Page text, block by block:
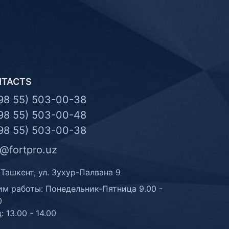
55) 503-00-38
55) 503-00-48
55) 503-00-38
ул. Зухур-Палвана 9
работы: Понедельник-Пятница 9.00 -
13.00 - 14.00